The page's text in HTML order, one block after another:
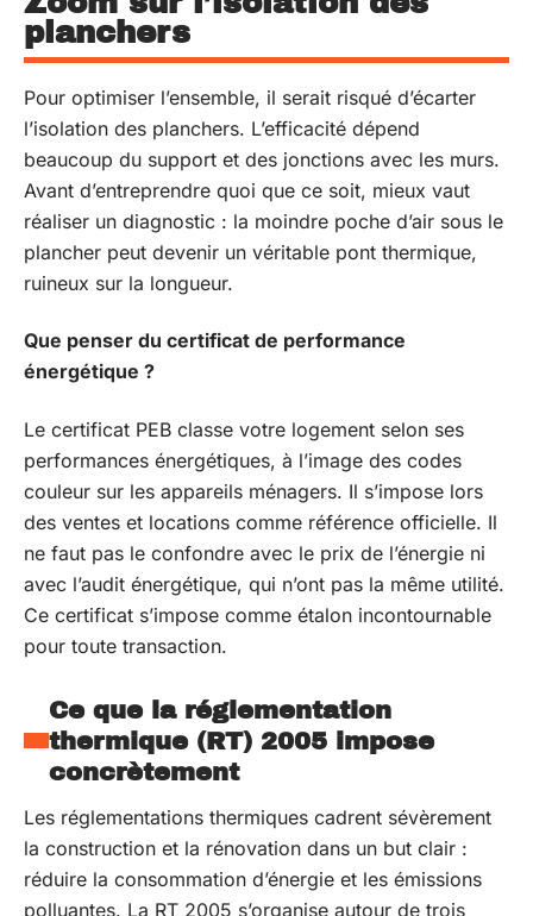
planchers
Pour optimiser l’ensemble, il serait risqué d’écarter
l’isolation des planchers. L’efficacité dépend
beaucoup du support et des jonctions avec les murs.
Avant d’entreprendre quoi que ce soit, mieux vaut
réaliser un diagnostic : la moindre poche d’air sous le
plancher peut devenir un véritable pont thermique,
ruineux sur la longueur.
Que penser du certificat de performance
énergétique ?
Le certificat PEB classe votre logement selon ses
performances énergétiques, à l’image des codes
couleur sur les appareils ménagers. Il s’impose lors
des ventes et locations comme référence officielle. Il
ne faut pas le confondre avec le prix de l’énergie ni
avec l’audit énergétique, qui n’ont pas la même utilité.
Ce certificat s’impose comme étalon incontournable
pour toute transaction.
Ce que la réglementation
thermique (RT) 2005 impose
concrètement
Les réglementations thermiques cadrent sévèrement
la construction et la rénovation dans un but clair :
réduire la consommation d’énergie et les émissions
polluantes. La RT 2005 s’organise autour de trois